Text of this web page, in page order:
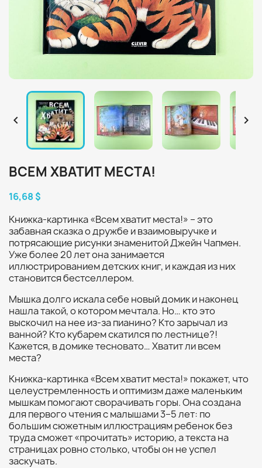
 
ВСЕМ ХВАТИТ МЕСТА!
16,68 $
Книжка-картинка «Всем хватит места!» – это
забавная сказка о дружбе и взаимовыручке и
потрясающие рисунки знаменитой Джейн Чапмен.
Уже более 20 лет она занимается
иллюстрированием детских книг, и каждая из них
становится бестселлером.
Мышка долго искала себе новый домик и наконец
нашла такой, о котором мечтала. Но… кто это
выскочил на нее из-за пианино? Кто зарычал из
ванной? Кто кубарем скатился по лестнице?!
Кажется, в домике тесновато… Хватит ли всем
места?
Книжка-картинка «Всем хватит места!» покажет, что
целеустремленность и оптимизм даже маленьким
мышкам помогают сворачивать горы. Она создана
для первого чтения с малышами 3–5 лет: по
большим сюжетным иллюстрациям ребенок без
труда сможет «прочитать» историю, а текста на
страницах ровно столько, чтобы он не успел
заскучать.